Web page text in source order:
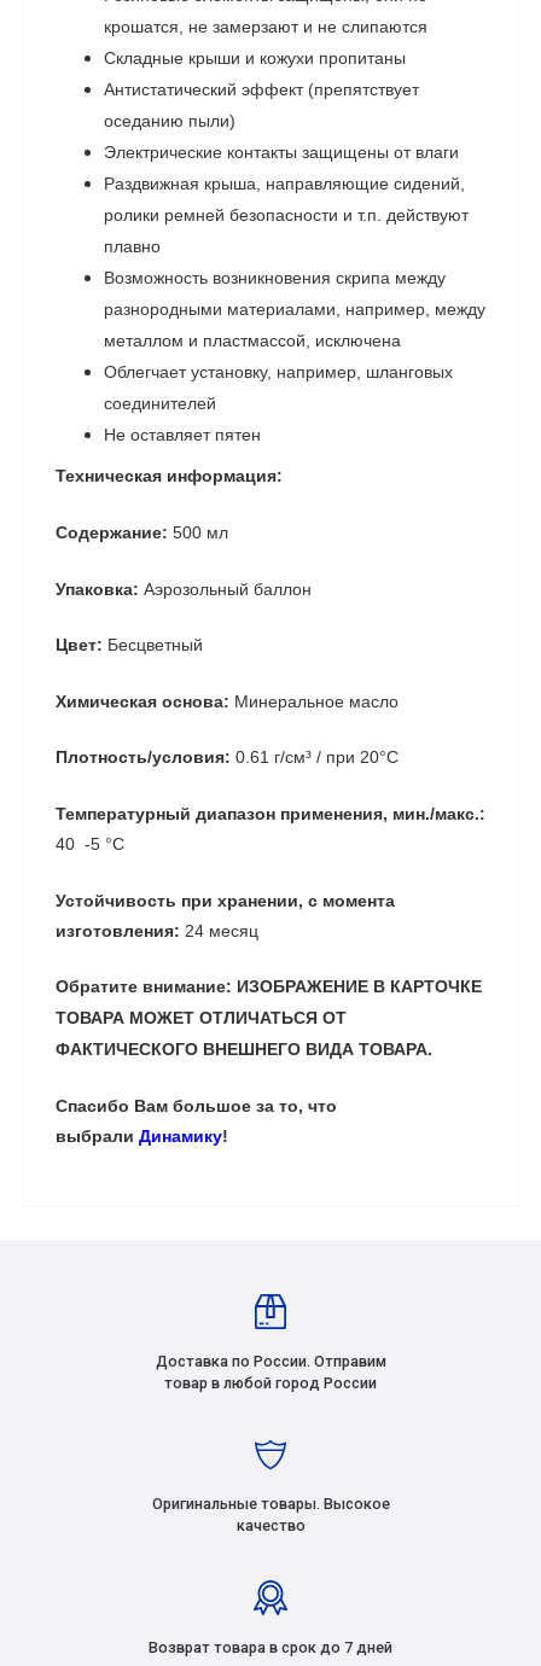
крошатся, не замерзают и не слипаются
Складные крыши и кожухи пропитаны
Антистатический эффект (препятствует
оседанию пыли)
Электрические контакты защищены от влаги
Раздвижная крыша, направляющие сидений,
ролики ремней безопасности и т.п. действуют
плавно
Возможность возникновения скрипа между
разнородными материалами, например, между
металлом и пластмассой, исключена
Облегчает установку, например, шланговых
соединителей
Не оставляет пятен
Техническая информация:
Содержание: 500 мл
Упаковка: Аэрозольный баллон
Цвет: Бесцветный
Химическая основа: Минеральное масло
Плотность/условия: 0.61 г/см³ / при 20°C
Температурный диапазон применения, мин./макс.:
40 ­ -5 °C
Устойчивость при хранении, с момента
изготовления: 24 месяц
Обратите внимание: ИЗОБРАЖЕНИЕ В КАРТОЧКЕ
ТОВАРА МОЖЕТ ОТЛИЧАТЬСЯ ОТ
ФАКТИЧЕСКОГО ВНЕШНЕГО ВИДА ТОВАРА.
Спасибо Вам большое за то, что
выбрали Динамику!
Доставка по России. Отправим
товар в любой город России
Оригинальные товары. Высокое
качество
Возврат товара в срок до 7 дней